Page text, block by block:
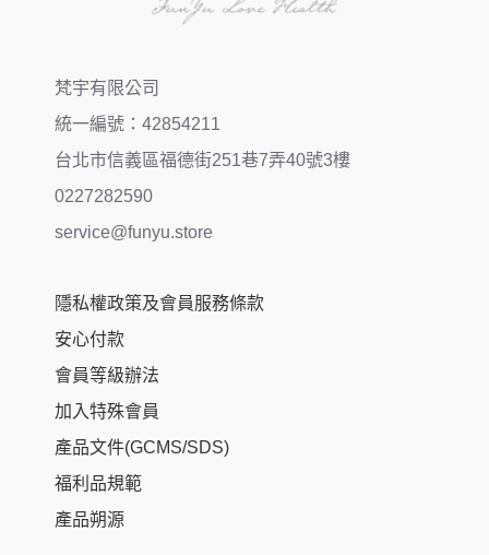
梵宇有限公司
統一編號：42854211
台北市信義區福德街251巷7弄40號3樓
0227282590
service@funyu.store
隱私權政策及會員服務條款
安心付款
會員等級辦法
加入特殊會員
產品文件(GCMS/SDS)
福利品規範
產品朔源